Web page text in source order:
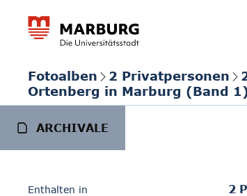
Fotoalben 2 Privatpersonen
Ortenberg in Marburg (Band 1)
ARCHIVALE
Enthalten in 2